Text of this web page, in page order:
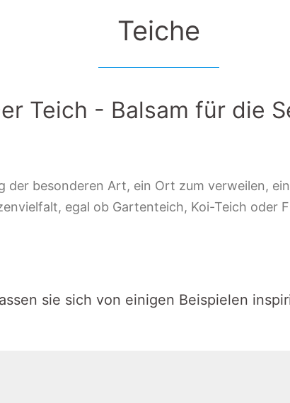
Teiche
Teich - Balsam für die
der besonderen Art, ein Ort zum verweilen,
egal ob Gartenteich, Koi-Teich oder
sie sich von einigen Beispielen